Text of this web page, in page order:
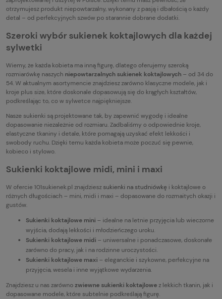
otrzymujesz produkt niepowtarzalny, wykonany z pasją i dbałością o każdy
detal – od perfekcyjnych szwów po starannie dobrane dodatki.
Szeroki wybór sukienek koktajlowych dla każdej
sylwetki
Wiemy, że każda kobieta ma inną figurę, dlatego oferujemy szeroką
rozmiarówkę naszych niepowtarzalnych sukienek koktajlowych – od 34 do
54. W aktualnym asortymencie znajdziesz zarówno klasyczne modele, jak i
kroje plus size, które doskonale dopasowują się do krągłych kształtów,
podkreślając to, co w sylwetce najpiękniejsze.
Nasze sukienki są projektowane tak, by zapewnić wygodę i idealne
dopasowanie niezależnie od rozmiaru. Zadbaliśmy o odpowiednie kroje,
elastyczne tkaniny i detale, które pomagają uzyskać efekt lekkości i
swobody ruchu. Dzięki temu każda kobieta może poczuć się pewnie,
kobieco i stylowo.
Sukienki koktajlowe midi, mini i maxi
W ofercie 101sukienek.pl znajdzieszsukienki na studniówkę i koktajlowe o
różnych długościach – mini, midi i maxi – dopasowane do rozmaitych okazji i
gustów.
Sukienki koktajlowe mini – idealne na letnie przyjęcia lub wieczorne
wyjścia, dodają lekkości i młodzieńczego uroku.
Sukienki koktajlowe midi – uniwersalne i ponadczasowe, doskonałe
zarówno do pracy, jak i na rodzinne uroczystości.
Sukienki koktajlowe maxi – eleganckie i szykowne, perfekcyjne na
przyjęcia, wesela i inne wyjątkowe wydarzenia.
Znajdziesz u nas zarównozwiewne sukienki koktajlowez lekkich tkanin, jak i
dopasowane modele, które subtelnie podkreślają figurę.